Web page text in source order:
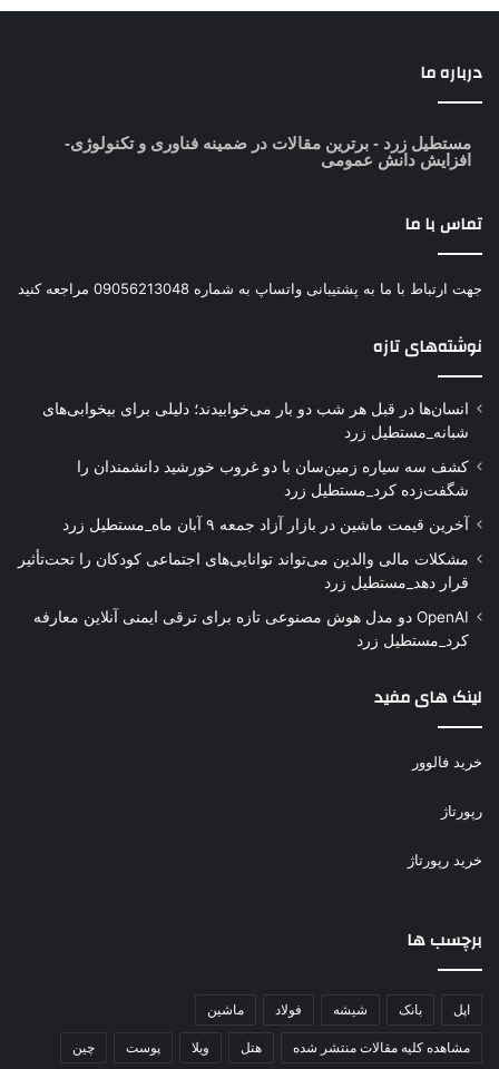
درباره ما
مستطیل زرد - برترین مقالات در ضمینه فناوری و تکنولوژی-
افزایش دانش عمومی
تماس با ما
جهت ارتباط با ما به پشتیبانی واتساپ به شماره 09056213048 مراجعه کنید
نوشته‌های تازه
انسان‌ها در قبل هر شب دو بار می‌خوابیدند؛ دلیلی برای بیخوابی‌های
شبانه_مستطیل زرد
کشف سه سیاره زمین‌سان با دو غروب خورشید دانشمندان را
شگفت‌زده کرد_مستطیل زرد
آخرین قیمت ماشین در بازار آزاد جمعه ۹ آبان ماه_مستطیل زرد
مشکلات مالی والدین می‌تواند توانایی‌های اجتماعی کودکان را تحت‌تأثیر
قرار دهد_مستطیل زرد
OpenAI دو مدل هوش مصنوعی تازه برای ترقی ایمنی آنلاین معارفه
کرد_مستطیل زرد
لینک های مفید
خرید فالوور
رپورتاژ
خرید رپورتاژ
برچسب ها
اپل بانک شیشه فولاد ماشین
مشاهده کلیه مقالات منتشر شده هتل ویلا پوست چین